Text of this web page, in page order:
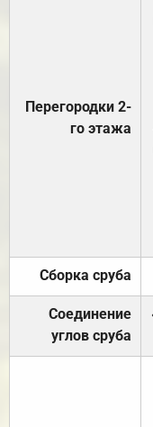
Перегородки 2-
го этажа
Сборка сруба
Соединение
углов сруба